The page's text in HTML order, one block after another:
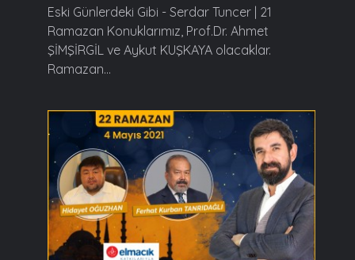
Eski Günlerdeki Gibi - Serdar Tuncer | 21
Ramazan Konuklarımız, Prof.Dr. Ahmet
ŞİMŞİRGİL ve Aykut KUŞKAYA olacaklar.
Ramazan...